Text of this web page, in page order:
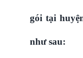
gói tại
như sau: